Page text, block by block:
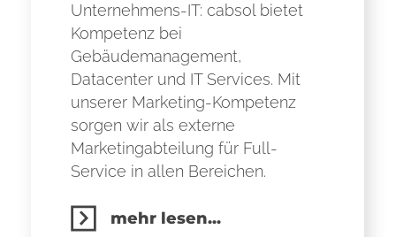
Unternehmens-IT: cabsol bietet
Kompetenz bei
Gebäudemanagement,
Datacenter und IT Services. Mit
unserer Marketing-Kompetenz
sorgen wir als externe
Marketingabteilung für Full-
Service in allen Bereichen.
mehr lesen...